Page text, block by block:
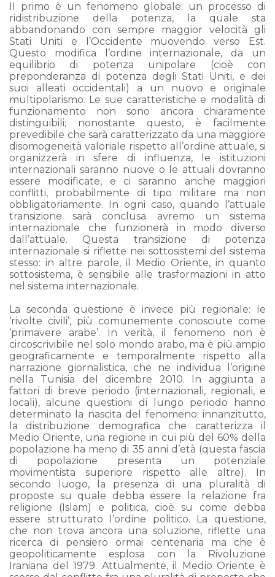
Il primo è un fenomeno globale: un processo di
ridistribuzione della potenza, la quale sta
abbandonando con sempre maggior velocità gli
Stati Uniti e l’Occidente muovendo verso Est.
Questo modifica l’ordine internazionale, da un
equilibrio di potenza unipolare (cioè con
preponderanza di potenza degli Stati Uniti, e dei
suoi alleati occidentali) a un nuovo e originale
multipolarismo. Le sue caratteristiche e modalità di
funzionamento non sono ancora chiaramente
distinguibili; nonostante questo, è facilmente
prevedibile che sarà caratterizzato da una maggiore
disomogeneità valoriale rispetto all’ordine attuale, si
organizzerà in sfere di influenza, le istituzioni
internazionali saranno nuove o le attuali dovranno
essere modificate, e ci saranno anche maggiori
conflitti, probabilmente di tipo militare ma non
obbligatoriamente. In ogni caso, quando l’attuale
transizione sarà conclusa avremo un sistema
internazionale che funzionerà in modo diverso
dall’attuale. Questa transizione di potenza
internazionale si riflette nei sottosistemi del sistema
stesso: in altre parole, il Medio Oriente, in quanto
sottosistema, è sensibile alle trasformazioni in atto
nel sistema internazionale.
La seconda questione è invece più regionale: le
‘rivolte civili’, più comunemente conosciute come
‘primavere arabe’. In verità, il fenomeno non è
circoscrivibile nel solo mondo arabo, ma è più ampio
geograficamente e temporalmente rispetto alla
narrazione giornalistica, che ne individua l’origine
nella Tunisia del dicembre 2010. In aggiunta a
fattori di breve periodo (internazionali, regionali, e
locali), alcune questioni di lungo periodo hanno
determinato la nascita del fenomeno: innanzitutto,
la distribuzione demografica che caratterizza il
Medio Oriente, una regione in cui più del 60% della
popolazione ha meno di 35 anni d’età (questa fascia
di popolazione presenta un potenziale
movimentista superiore rispetto alle altre). In
secondo luogo, la presenza di una pluralità di
proposte su quale debba essere la relazione fra
religione (Islam) e politica, cioè su come debba
essere strutturato l’ordine politico. La questione,
che non trova ancora una soluzione, riflette una
ricerca di pensiero ormai centenaria ma che è
geopoliticamente esplosa con la Rivoluzione
Iraniana del 1979. Attualmente, il Medio Oriente è